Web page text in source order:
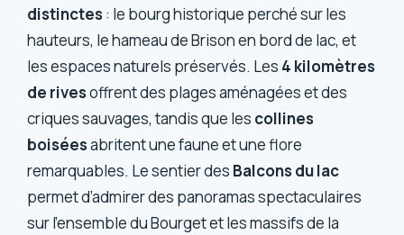
distinctes : le bourg historique perché sur les
hauteurs, le hameau de Brison en bord de lac, et
les espaces naturels préservés. Les 4 kilomètres
de rivesoffrent des plages aménagées et des
criques sauvages, tandis que les collines
boiséesabritent une faune et une flore
remarquables. Le sentier des Balcons du lac
permet d’admirer des panoramas spectaculaires
sur l’ensemble du Bourget et les massifs de la